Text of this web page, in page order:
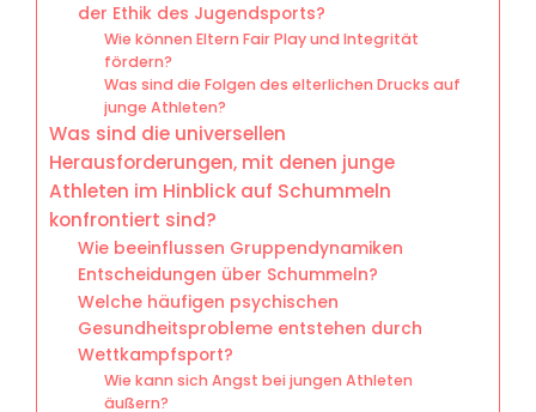
der Ethik des Jugendsports?
Wie können Eltern Fair Play und Integrität
fördern?
Was sind die Folgen des elterlichen Drucks auf
junge Athleten?
Was sind die universellen
Herausforderungen, mit denen junge
Athleten im Hinblick auf Schummeln
konfrontiert sind?
Wie beeinflussen Gruppendynamiken
Entscheidungen über Schummeln?
Welche häufigen psychischen
Gesundheitsprobleme entstehen durch
Wettkampfsport?
Wie kann sich Angst bei jungen Athleten
äußern?